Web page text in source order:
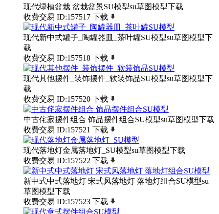
现代绿植盆栽 盆栽盆景SU模型su草图模型下载
收费交易 ID:157517 下载
现代新中式罐子_陶罐器皿_茶叶罐SU模型su草图模型下
载
收费交易 ID:157518 下载
现代其他摆件_装饰摆件_软装饰品SU模型su草图模型下
载
收费交易 ID:157520 下载
中古侘寂摆件组合 饰品摆件组合SU模型su草图模型下载
收费交易 ID:157521 下载
现代落地灯金属落地灯_SU模型su草图模型下载
收费交易 ID:157522 下载
新中式中式落地灯 宋式风落地灯 落地灯组合SU模型su
草图模型下载
收费交易 ID:157523 下载